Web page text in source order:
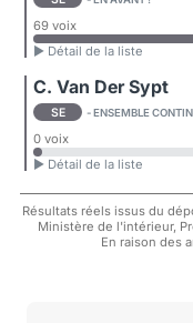
69 voix
► Détail de la liste
C. Van Der Sypt
SE - ENSEMBLE
0 voix
► Détail de la liste
Résultats réels issus du
Ministère de l'intérieur,
En raison des